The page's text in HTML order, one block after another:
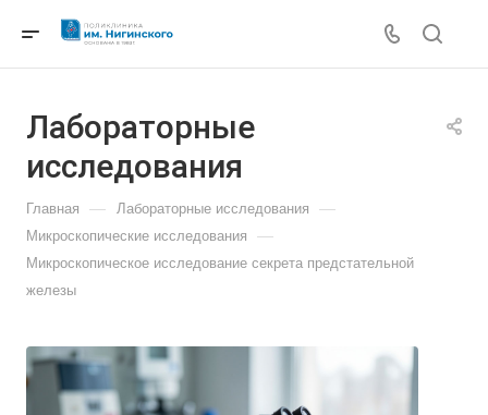
Лабораторные
исследования
Главная — Лабораторные исследования —
Микроскопические исследования —
Микроскопическое исследование секрета предстательной
железы